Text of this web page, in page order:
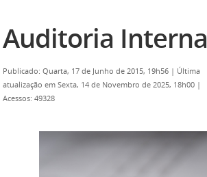
Auditoria Interna
Publicado: Quarta, 17 de Junho de 2015, 19h56 | Última
atualização em Sexta, 14 de Novembro de 2025, 18h00 |
Acessos: 49328